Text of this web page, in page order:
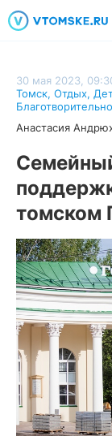
30 мая 2023,
Томск, Отдых,
Анастасия
томском